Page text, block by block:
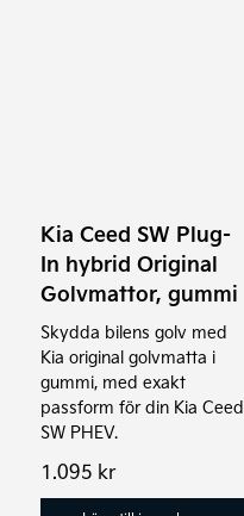
Kia Ceed SW Plug-
In hybrid Original
Golvmattor, gummi
Skydda bilens golv med
Kia original golvmatta i
gummi, med exakt
passform för din Kia Ceed
SW PHEV.
1.095 kr